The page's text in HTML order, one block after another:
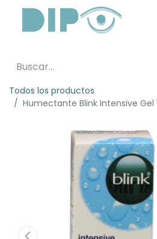
Todos los productos
Humectante Blink Intensive Gel